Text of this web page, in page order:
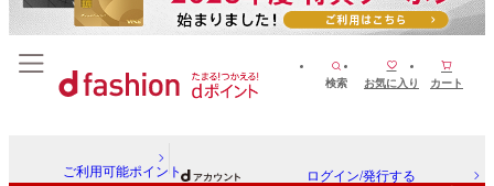
検索 お気に入り カート
ご利用可能ポイント ログイン/発行する